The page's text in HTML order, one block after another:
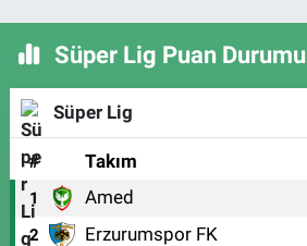
Süper Lig Puan Durumu
Süper Lig
# Takım
1 Amed
2 Erzurumspor FK